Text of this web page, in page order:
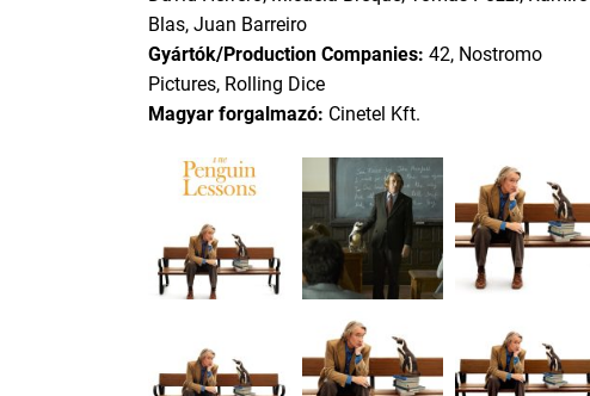
Blas, Juan Barreiro
Gyártók/Production Companies: 42, Nostromo
Pictures, Rolling Dice
Magyar forgalmazó: Cinetel Kft.